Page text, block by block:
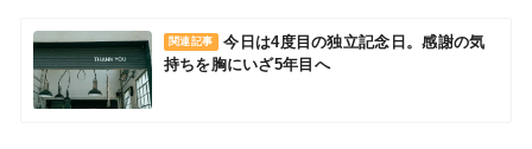
関連記事
今日は4度目の独立記念日。感謝の気
持ちを胸にいざ5年目へ